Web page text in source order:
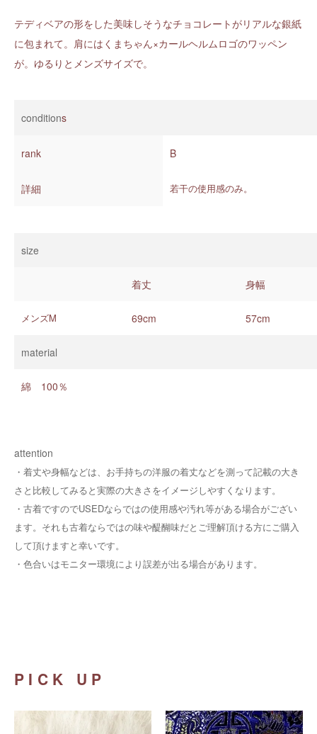
テディベアの形をした美味しそうなチョコレートがリアルな銀紙
に包まれて。肩にはくまちゃん×カールヘルムロゴのワッペン
が。ゆるりとメンズサイズで。
conditions
rank B
詳細 若干の使用感のみ。
size
着丈 身幅
メンズM 69cm 57cm
material
綿 100％
attention
・着丈や身幅などは、お手持ちの洋服の着丈などを測って記載の大き
さと比較してみると実際の大きさをイメージしやすくなります。
・ 古着ですのでUSEDならではの使用感や汚れ等がある場合がござい
ます。それも古着ならではの味や醍醐味だとご理解頂ける方にご購入
して頂けますと幸いです。
・ 色合いはモニター環境により誤差が出る場合があります。
PICK UP